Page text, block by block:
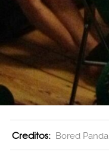
Creditos: Bored Panda